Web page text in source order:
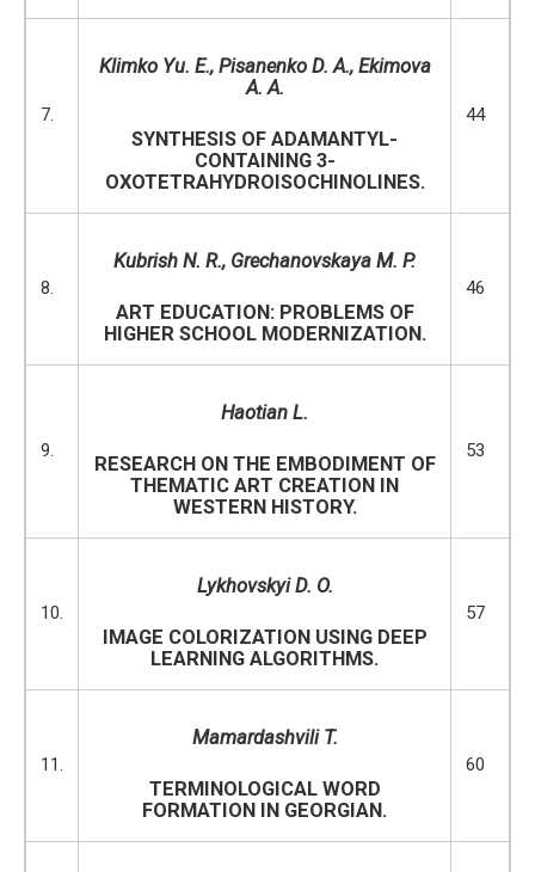
7.
Klimko Yu. E., Pisanenko D. A., Ekimova
A. A.
SYNTHESIS OF ADAMANTYL-
CONTAINING 3-
OXOTETRAHYDROISOCHINOLINES.
44
8.
Kubrish N. R., Grechanovskaya M. P.
ART EDUCATION: PROBLEMS OF
HIGHER SCHOOL MODERNIZATION.
46
9.
Haotian L.
RESEARCH ON THE EMBODIMENT OF
THEMATIC ART CREATION IN
WESTERN HISTORY.
53
10.
Lykhovskyi D. O.
IMAGE COLORIZATION USING DEEP
LEARNING ALGORITHMS.
57
11.
Mamardashvili T.
TERMINOLOGICAL WORD
FORMATION IN GEORGIAN.
60